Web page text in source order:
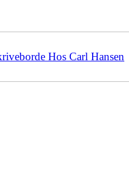
Hos Carl Hansen